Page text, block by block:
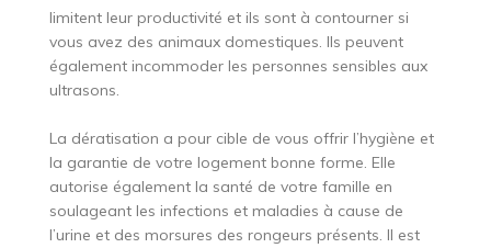
limitent leur productivité et ils sont à contourner si
vous avez des animaux domestiques. Ils peuvent
également incommoder les personnes sensibles aux
ultrasons.
La dératisation a pour cible de vous offrir l’hygiène et
la garantie de votre logement bonne forme. Elle
autorise également la santé de votre famille en
soulageant les infections et maladies à cause de
l’urine et des morsures des rongeurs présents. Il est